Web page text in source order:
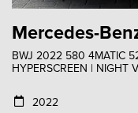
Mercedes-
BWJ 2022 580 4MATIC
HYPERSCREEN | NIGHT
2022